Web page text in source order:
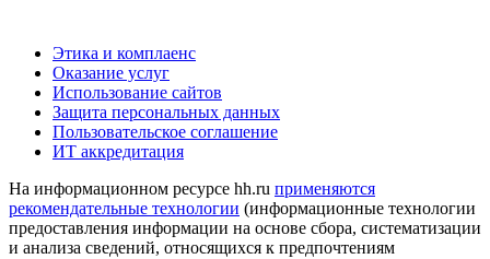
Этика и комплаенс
Оказание услуг
Использование сайтов
Защита персональных данных
Пользовательское соглашение
ИТ аккредитация
На информационном ресурсе hh.ru применяются
рекомендательные технологии (информационные технологии
предоставления информации на основе сбора, систематизации
и анализа сведений, относящихся к предпочтениям